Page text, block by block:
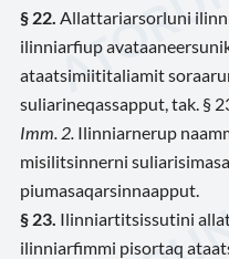
§ 22. Allattariarsorluni
ilinniarfiup
ataatsimiititaliamit
suliarineqassapput, tak. §
Imm. 2. Ilinniarnerup
misilitsinnerni
piumasaqarsinnaapput.
§ 23. Ilinniartitsissutini
ilinniarfimmi pisortaq